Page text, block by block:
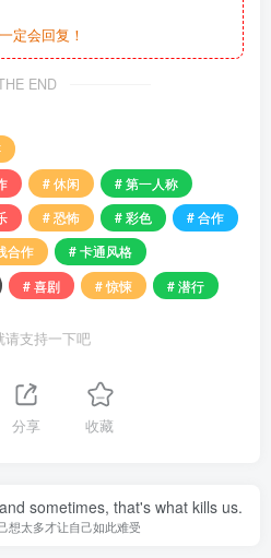
定会回复！
END
# 休闲
# 第一人称
# 恐怖 # 彩色
# 合作
合作
# 卡通风格
# 喜剧 # 惊悚 # 潜行
请支持一下吧
分享 收藏
sometimes, that's what kills us.
想太多才让自己如此难受